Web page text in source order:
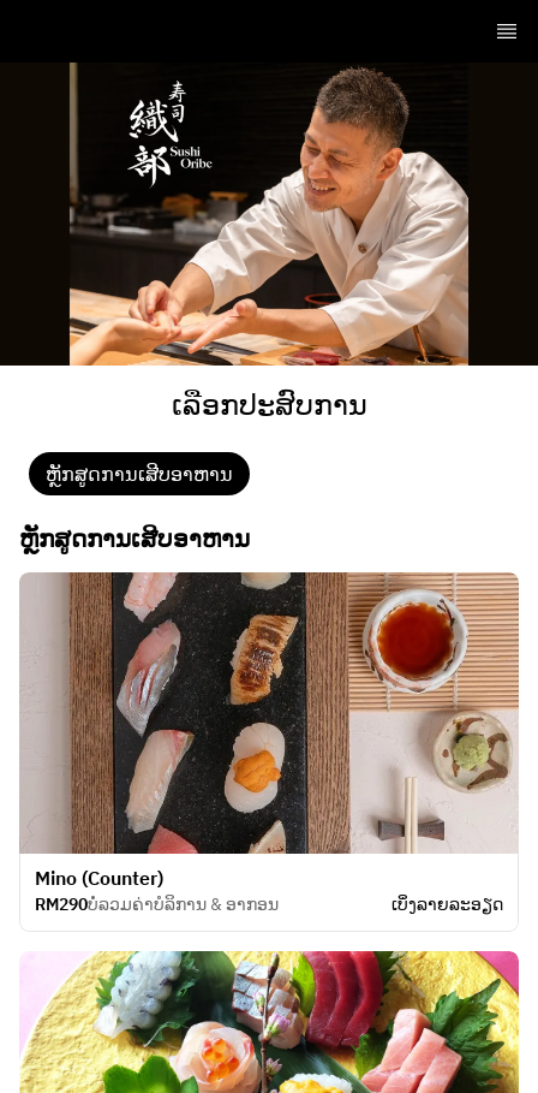
ເລືອກປະສົບການ
ຫຼັກສູດການເສີບອາຫານ
ຫຼັກສູດການເສີບອາຫານ
Mino (Counter)
RM290ບໍ່ລວມຄ່າບໍລິການ & ອາກອນ ເບິ່ງ​ລາຍ​ລະ​ອຽດ